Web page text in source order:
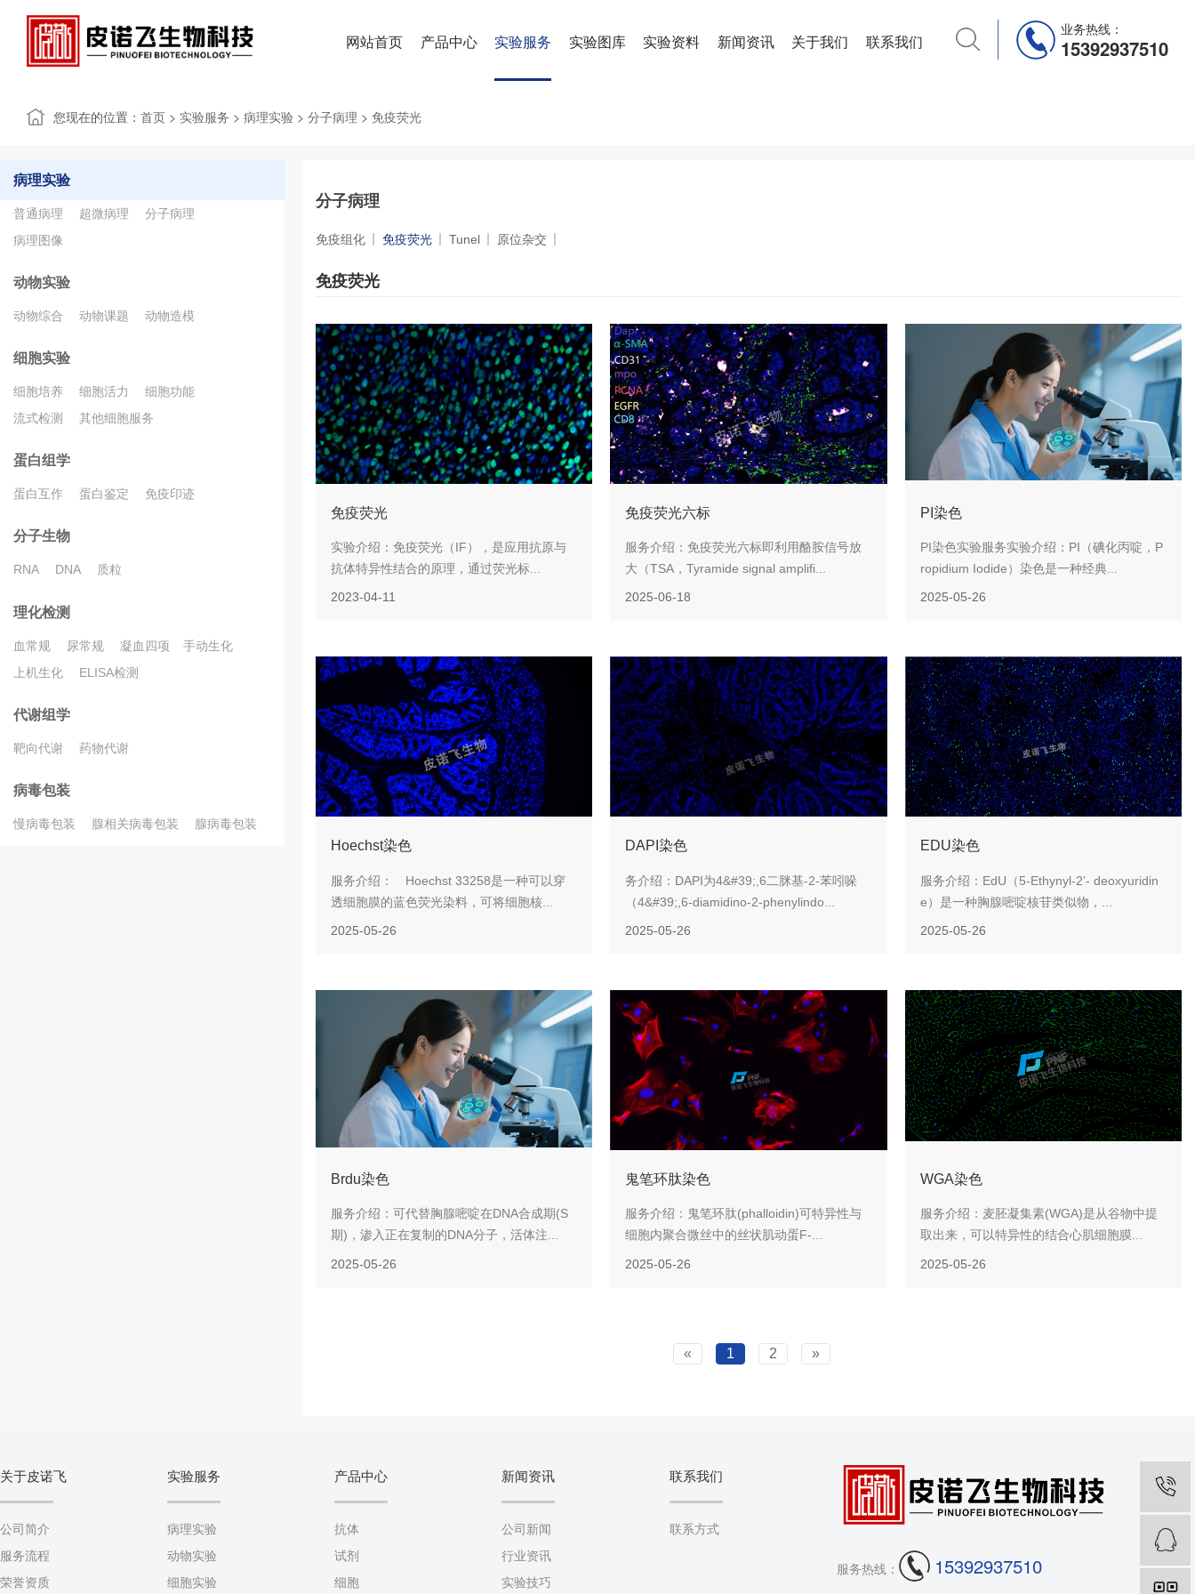
业务热线：
15392937510
网站首页 产品中心 实验服务 实验图库 实验资料 新闻资讯 关于我们 联系我们
您现在的位置： 首页 > 实验服务 > 病理实验 > 分子病理 > 免疫荧光
病理实验
普通病理 超微病理
分子病理
病理图像
动物实验
动物综合 动物课题 动物造模
细胞实验
细胞培养 细胞活力
细胞功能
流式检测
其他细胞服务
蛋白组学
蛋白互作 蛋白鉴定 免疫印迹
分子生物
RNA DNA 质粒
理化检测
血常规 尿常规 凝血四项
手动生化
上机生化
ELISA检测
代谢组学
靶向代谢 药物代谢
病毒包装
慢病毒包装 腺相关病毒包装 腺病毒包装
分子病理
免疫组化 免疫荧光 Tunel 原位杂交
免疫荧光
免疫荧光
实验介绍：免疫荧光（IF），是应用抗原与
抗体特异性结合的原理，通过荧光标...
2023-04-11
免疫荧光六标
服务介绍：免疫荧光六标即利用酪胺信号放
大（TSA，Tyramide signal amplifi...
2025-06-18
PI染色
PI染色实验服务实验介绍：PI（碘化丙啶，P
ropidium Iodide）染色是一种经典...
2025-05-26
Hoechst染色
服务介绍： Hoechst 33258是一种可以穿
透细胞膜的蓝色荧光染料，可将细胞核...
2025-05-26
DAPI染色
务介绍：DAPI为4&#39;,6二脒基-2-苯吲哚
（4&#39;,6-diamidino-2-phenylindo...
2025-05-26
EDU染色
服务介绍：EdU（5-Ethynyl-2’- deoxyuridin
e）是一种胸腺嘧啶核苷类似物，...
2025-05-26
Brdu染色
服务介绍：可代替胸腺嘧啶在DNA合成期(S
期)，渗入正在复制的DNA分子，活体注...
2025-05-26
鬼笔环肽染色
服务介绍：鬼笔环肽(phalloidin)可特异性与
细胞内聚合微丝中的丝状肌动蛋F-...
2025-05-26
WGA染色
服务介绍：麦胚凝集素(WGA)是从谷物中提
取出来，可以特异性的结合心肌细胞膜...
2025-05-26
« 1 2 »
关于皮诺飞
公司简介
服务流程
荣誉资质
实验服务
病理实验
动物实验
细胞实验
产品中心
抗体
试剂
细胞
新闻资讯
公司新闻
行业资讯
实验技巧
联系我们
联系方式
服务热线： 15392937510